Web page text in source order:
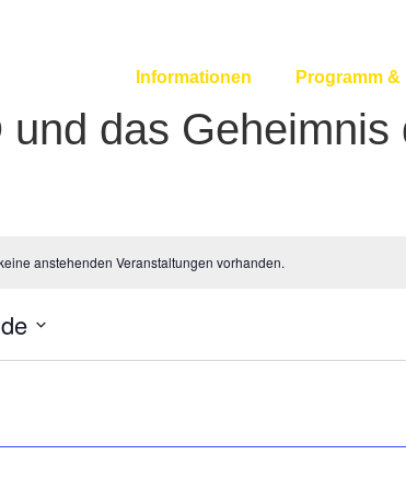
Informationen Programm &
und das
anstehenden Veranstaltungen vorhanden.